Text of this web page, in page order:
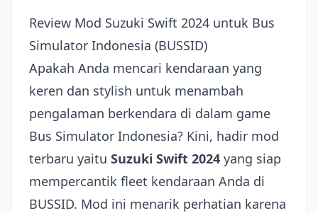
Review Mod Suzuki Swift 2024 untuk Bus
Simulator Indonesia (BUSSID)
Apakah Anda mencari kendaraan yang
keren dan stylish untuk menambah
pengalaman berkendara di dalam game
Bus Simulator Indonesia? Kini, hadir mod
terbaru yaitu Suzuki Swift 2024 yang siap
mempercantik fleet kendaraan Anda di
BUSSID. Mod ini menarik perhatian karena